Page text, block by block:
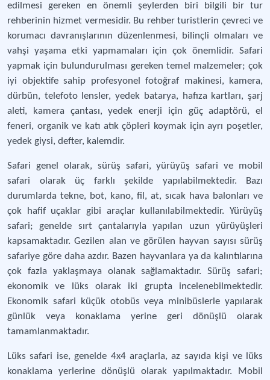
edilmesi gereken en önemli şeylerden biri bilgili bir tur
rehberinin hizmet vermesidir. Bu rehber turistlerin çevreci ve
korumacı davranışlarının düzenlenmesi, bilinçli olmaları ve
vahşi yaşama etki yapmamaları için çok önemlidir. Safari
yapmak için bulundurulması gereken temel malzemeler; çok
iyi objektife sahip profesyonel fotoğraf makinesi, kamera,
dürbün, telefoto lensler, yedek batarya, hafıza kartları, şarj
aleti, kamera çantası, yedek enerji için güç adaptörü, el
feneri, organik ve katı atık çöpleri koymak için ayrı poşetler,
yedek giysi, defter, kalemdir.
Safari genel olarak, sürüş safari, yürüyüş safari ve mobil
safari olarak üç farklı şekilde yapılabilmektedir. Bazı
durumlarda tekne, bot, kano, fil, at, sıcak hava balonları ve
çok hafif uçaklar gibi araçlar kullanılabilmektedir. Yürüyüş
safari; genelde sırt çantalarıyla yapılan uzun yürüyüşleri
kapsamaktadır. Gezilen alan ve görülen hayvan sayısı sürüş
safariye göre daha azdır. Bazen hayvanlara ya da kalıntılarına
çok fazla yaklaşmaya olanak sağlamaktadır. Sürüş safari;
ekonomik ve lüks olarak iki grupta incelenebilmektedir.
Ekonomik safari küçük otobüs veya minibüslerle yapılarak
günlük veya konaklama yerine geri dönüşlü olarak
tamamlanmaktadır.
Lüks safari ise, genelde 4x4 araçlarla, az sayıda kişi ve lüks
konaklama yerlerine dönüşlü olarak yapılmaktadır. Mobil